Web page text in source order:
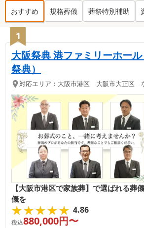
おすすめ 規格葬儀 葬祭特別補助
港区
1
大阪祭典 港ファミリーホー
祭典）
対応エリア： 大阪市港区 大阪市大正区
【大阪市港区で家族葬】で選ばれる葬
儀を
★★★★★
★★★★★ 4.86
税込880,000円〜